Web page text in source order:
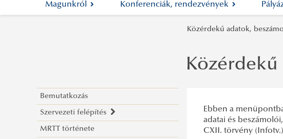
Magunkról Konferenciák, rendezvények
Közérdekű adatok,
Bemutatkozás
Szervezeti felépítés
Elnökség
MRTT története
Közérdekű
Ebben a
adatai és
CXII. törvény